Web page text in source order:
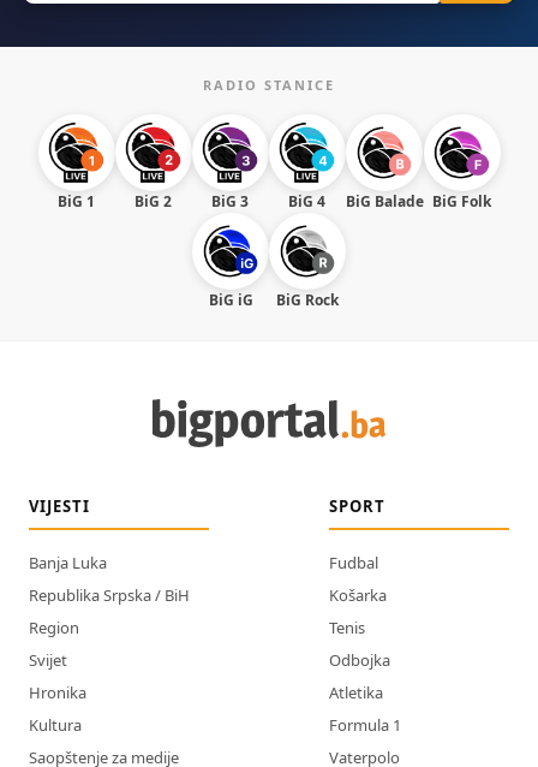
RADIO STANICE
BiG 1 BiG 2 BiG 3 BiG 4 BiG Balade BiG Folk
BiG iG BiG Rock
VIJESTI
Banja Luka
Republika Srpska / BiH
Region
Svijet
Hronika
Kultura
Saopštenje za medije
SPORT
Fudbal
Košarka
Tenis
Odbojka
Atletika
Formula 1
Vaterpolo